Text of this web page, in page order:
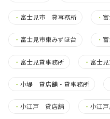
・ 富士見市 貸事務所 ・
・ 富士見市東みずほ台 ・
・ 富士見貸事務所 ・ 富士
・ 小堤 貸店舗・貸事務所
・ 小江戸 貸店舗 ・小江